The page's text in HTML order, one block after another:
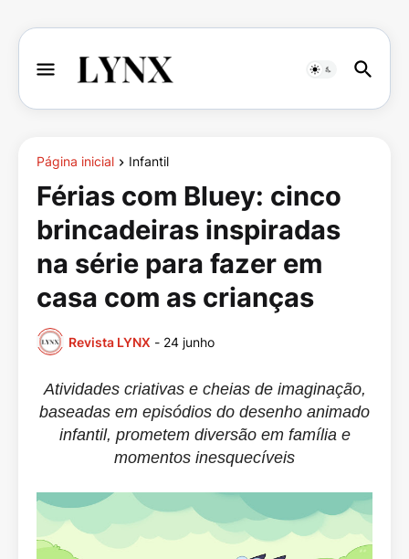
Página inicial Infantil
Férias com Bluey: cinco
brincadeiras inspiradas
na série para fazer em
casa com as crianças
Revista LYNX - 24 junho
Atividades criativas e cheias de imaginação,
baseadas em episódios do desenho animado
infantil, prometem diversão em família e
momentos inesquecíveis